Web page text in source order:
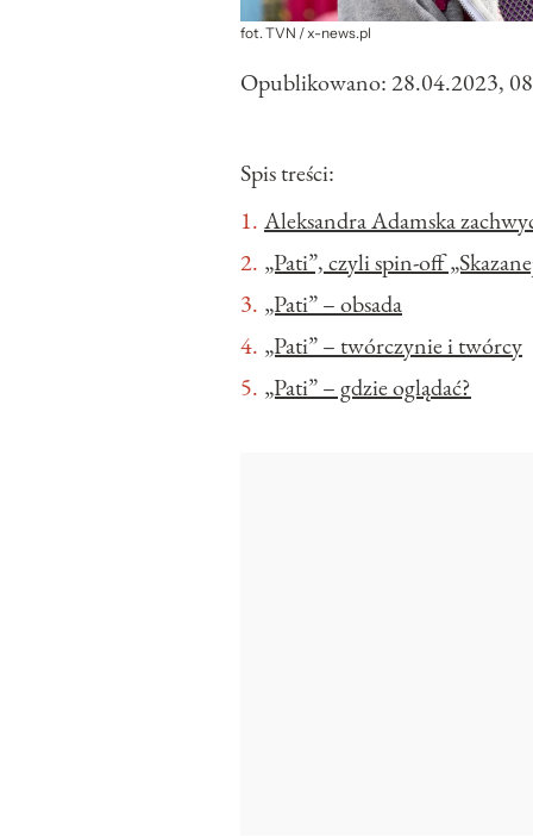
fot. TVN / x-news.pl
Opublikowano:28.04.2023,
Spis treści:
Aleksandra Adamska
„Pati”, czyli spin-off
„Pati” – obsada
„Pati” – twórczynie i twórcy
„Pati” – gdzie oglądać?